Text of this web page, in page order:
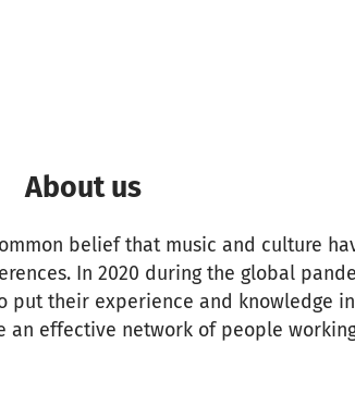
About us
belief that music and culture
In 2020 during the global
put their experience and knowledge
an effective network of people